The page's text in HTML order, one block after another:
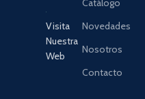
Visita
Nuestra
Web
Catálogo
Novedades
Nosotros
Contacto